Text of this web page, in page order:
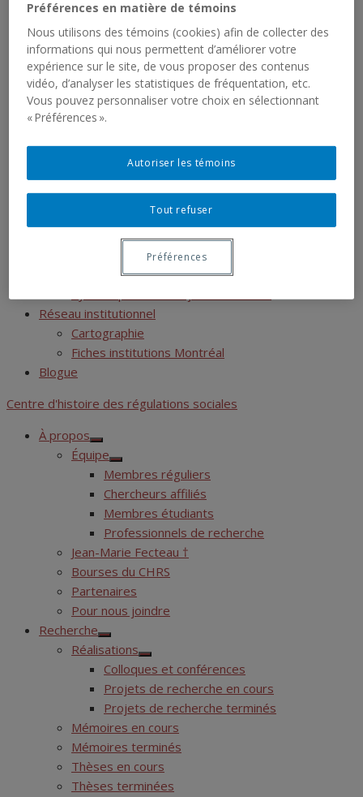
Thèses terminées
Postdoctorats
Activités scientifiques
Ressources
SIRS
Liste des rapports sériels
RCHTQ
Présentation
Articles
Numéros
Autres publications du RCHTQ
Réseau institutionnel
Cartographie
Fiches institutions Montréal
Blogue
Centre d'histoire des régulations sociales
À propos
Show
sub
menu
Équipe
Show
sub
menu
Membres réguliers
Chercheurs affiliés
Membres étudiants
Professionnels de recherche
Jean-Marie Fecteau †
Bourses du CHRS
Partenaires
Pour nous joindre
Recherche
Show
sub
menu
Réalisations
Show
sub
menu
Colloques et conférences
Projets de recherche en cours
Projets de recherche terminés
Mémoires en cours
Mémoires terminés
Thèses en cours
Thèses terminées
Préférences en matière de témoins
Nous utilisons des témoins (cookies) afin de collecter des
informations qui nous permettent d’améliorer votre
expérience sur le site, de vous proposer des contenus
vidéo, d’analyser les statistiques de fréquentation, etc.
Vous pouvez personnaliser votre choix en sélectionnant
« Préférences ».
Tout refuser
Autoriser les témoins
Préférences